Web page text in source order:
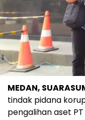
MEDAN,
tindak pidana
pengalihan aset